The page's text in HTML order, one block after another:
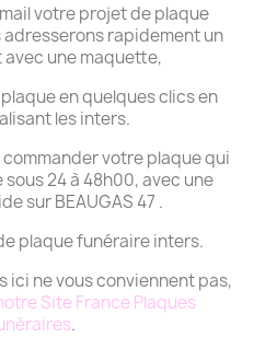
votre projet de plaque
rapidement un
une maquette,
en quelques clics en
les inters.
votre plaque qui
24 à 48h00, avec une
sur BEAUGAS 47 .
plaque funéraire inters.
ici ne vous conviennent pas,
Site France Plaques
.